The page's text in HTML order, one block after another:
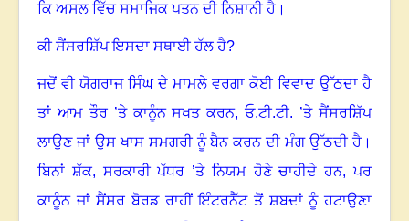
ਕਿ ਅਸਲ ਵਿੱਚ ਸਮਾਜਿਕ ਪਤਨ ਦੀ ਨਿਸ਼ਾਨੀ ਹੈ।
ਕੀ ਸੈਂਸਰਸ਼ਿੱਪ ਇਸਦਾ ਸਥਾਈ ਹੱਲ ਹੈ?
ਜਦੋਂ ਵੀ ਯੋਗਰਾਜ ਸਿੰਘ ਦੇ ਮਾਮਲੇ ਵਰਗਾ ਕੋਈ ਵਿਵਾਦ ਉੱਠਦਾ ਹੈ
ਤਾਂ ਆਮ ਤੌਰ ’ਤੇ ਕਾਨੂੰਨ ਸਖਤ ਕਰਨ,ਓ.ਟੀ.ਟੀ. ’ਤੇ ਸੈਂਸਰਸ਼ਿੱਪ
ਲਾਉਣ ਜਾਂ ਉਸ ਖਾਸ ਸਮਗਰੀ ਨੂੰ ਬੈਨ ਕਰਨ ਦੀ ਮੰਗ ਉੱਠਦੀ ਹੈ।
ਬਿਨਾਂ ਸ਼ੱਕ, ਸਰਕਾਰੀ ਪੱਧਰ ’ਤੇ ਨਿਯਮ ਹੋਣੇ ਚਾਹੀਦੇ ਹਨ,ਪਰ
ਕਾਨੂੰਨ ਜਾਂ ਸੈਂਸਰ ਬੋਰਡ ਰਾਹੀਂ ਇੰਟਰਨੈੱਟ ਤੋਂ ਸ਼ਬਦਾਂ ਨੂੰ ਹਟਾਉਣਾ